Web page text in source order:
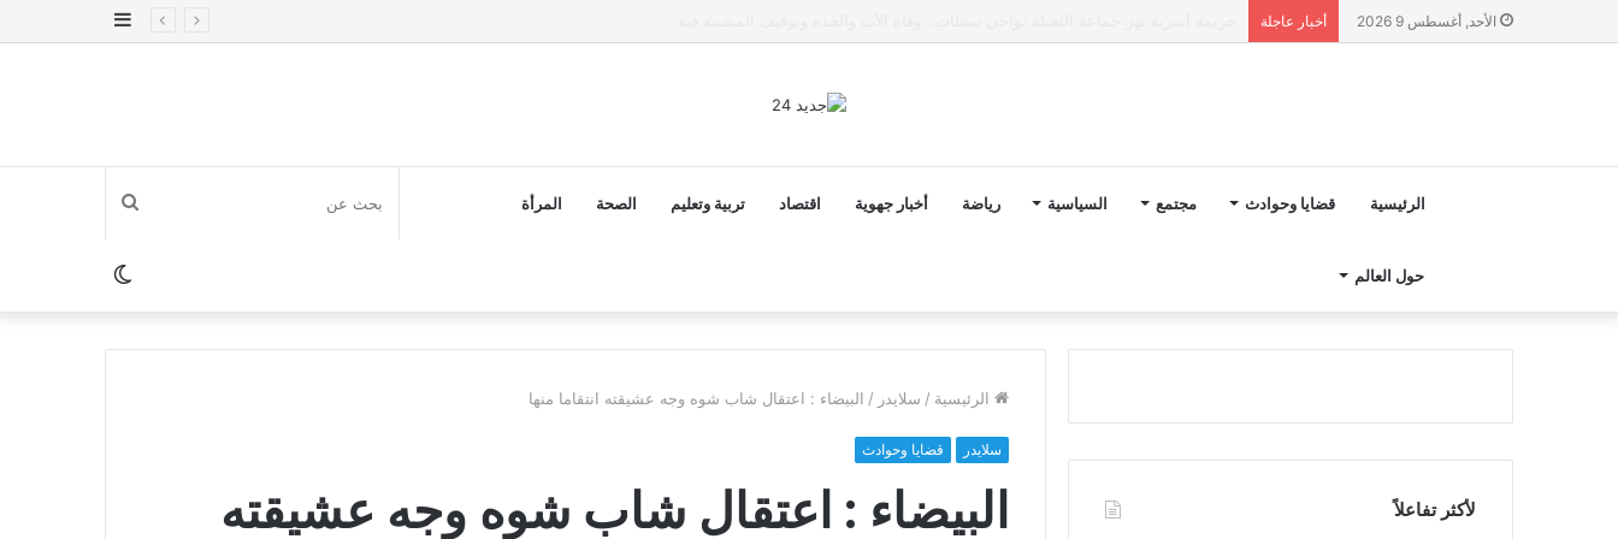
الأحد, أغسطس 9 2026 أخبار عاجلة
إضافة
الرئيسية قضايا وحوادث مجتمع السياسية رياضة أخبار جهوية اقتصاد تربية وتعليم الصحة المرأة
حول العالم
بحث
عنالوضع
المظلم
الرئيسية / سلايدر / البيضاء : اعتقال شاب شوه وجه عشيقته انتقاما منها
سلايدر قضايا وحوادث
البيضاء : اعتقال شاب شوه وجه عشيقته
لأكثر تفاعلاً